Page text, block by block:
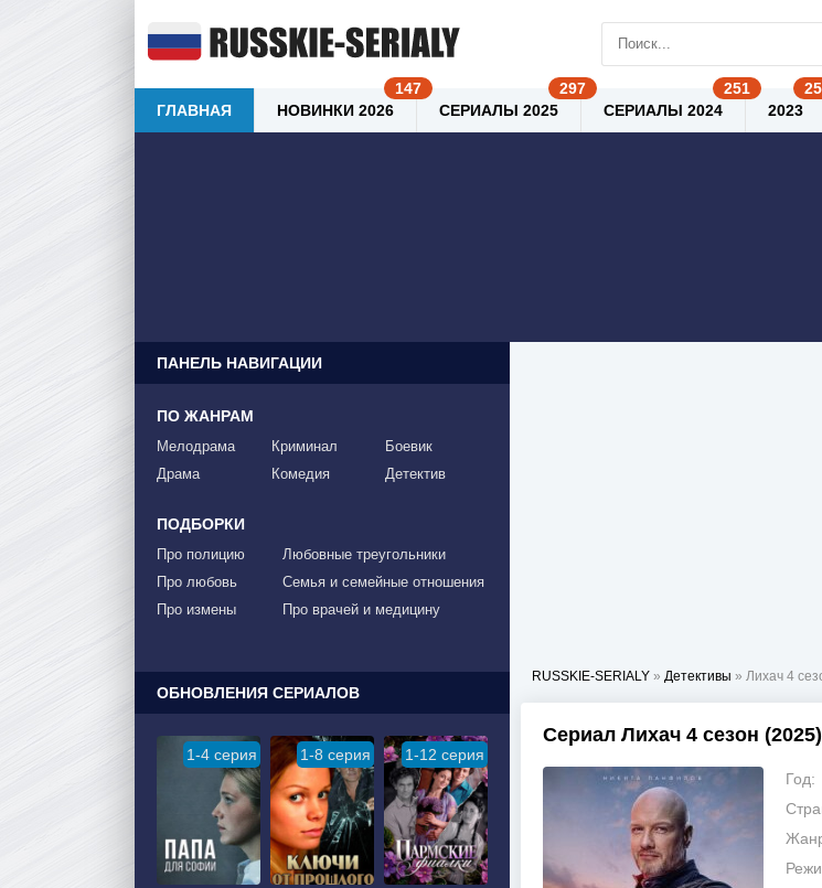
RUSSKIE-SERIALY » Детективы » Лихач 4
Сериал Лихач 4 сезон
Год:
ПАНЕЛЬ НАВИГАЦИИ
ПО ЖАНРАМ
Мелодрама
Драма
Криминал
Комедия
Боевик
Детектив
ПОДБОРКИ
Про полицию
Про любовь
Про измены
Любовные треугольники
Семья и семейные отношения
Про врачей и медицину
ОБНОВЛЕНИЯ СЕРИАЛОВ
1-4 серия 1-8 серия 1-12 серия
ГЛАВНАЯ НОВИНКИ 2026 СЕРИАЛЫ 2025 СЕРИАЛЫ 2024 2023